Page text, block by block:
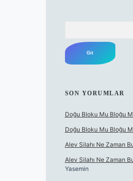
SON YORUMLAR
Doğu Bloku Mu Bloğu
Doğu Bloku Mu Bloğu
Alev Silahı Ne Zaman
Alev Silahı Ne Zaman
Yasemin